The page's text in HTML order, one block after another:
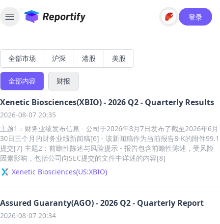
登录
全部市场 沪深 港股 美股
全部内容 财报
Xenetic Biosciences(XBIO) - 2026 Q2 - Quarterly Results
2026-08-07 20:35
主题1：财务业绩发布信息 - 公司于2026年8月7日发布了截至2026年6月
30日三个月的财务业绩新闻稿[6] - 该新闻稿作为当前报告8-K的附件99.1
提交[7] 主题2：前瞻性陈述与风险提示 - 报告包含前瞻性陈述，受风险
因素影响，包括公司向SEC提交的文件中详述的内容[8]
Xenetic Biosciences(US:XBIO)
Assured Guaranty(AGO) - 2026 Q2 - Quarterly Report
2026-08-07 20:34